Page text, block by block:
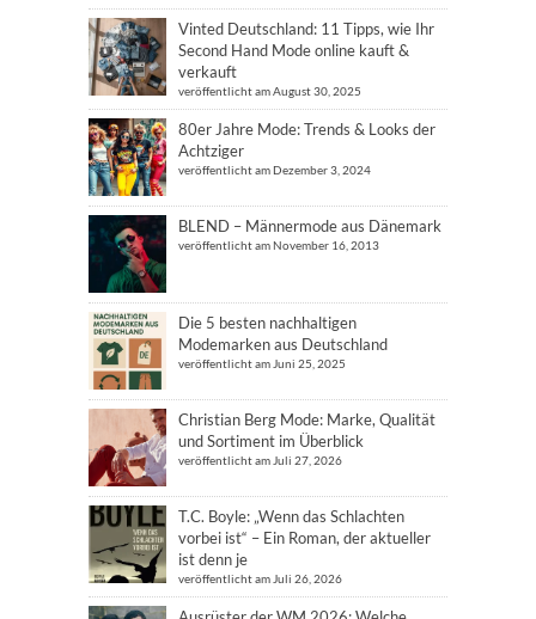
Vinted Deutschland: 11 Tipps, wie Ihr
Second Hand Mode online kauft &
verkauft
veröffentlicht am August 30, 2025
80er Jahre Mode: Trends & Looks der
Achtziger
veröffentlicht am Dezember 3, 2024
BLEND – Männermode aus Dänemark
veröffentlicht am November 16, 2013
Die 5 besten nachhaltigen
Modemarken aus Deutschland
veröffentlicht am Juni 25, 2025
Christian Berg Mode: Marke, Qualität
und Sortiment im Überblick
veröffentlicht am Juli 27, 2026
T.C. Boyle: „Wenn das Schlachten
vorbei ist“ – Ein Roman, der aktueller
ist denn je
veröffentlicht am Juli 26, 2026